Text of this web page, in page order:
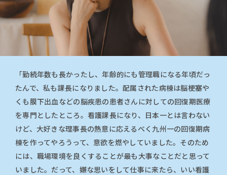
「勤続年数も長かったし、年齢的にも管理職になる年頃だっ
たんで、私も課長になりました。配属された病棟は脳梗塞や
くも膜下出血などの脳疾患の患者さんに対しての回復期医療
を専門としたところ。看護課長になり、日本一とは言わない
けど、大好きな理事長の熱意に応えるべく九州一の回復期病
棟を作ってやろうって、意欲を燃やしていました。そのため
には、職場環境を良くすることが最も大事なことだと思って
いました。だって、嫌な思いをして仕事に来たら、いい看護